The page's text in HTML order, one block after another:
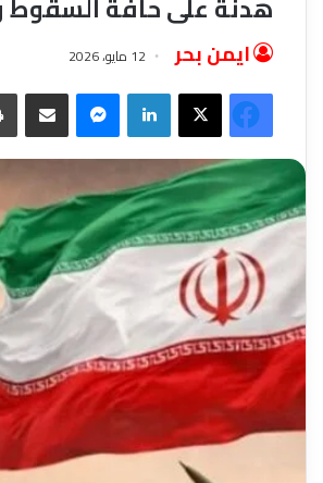
ايمن بحر 12 مايو، 2026
فيسبوك‫X لينكدإن ماسنجر مشاركة عبر